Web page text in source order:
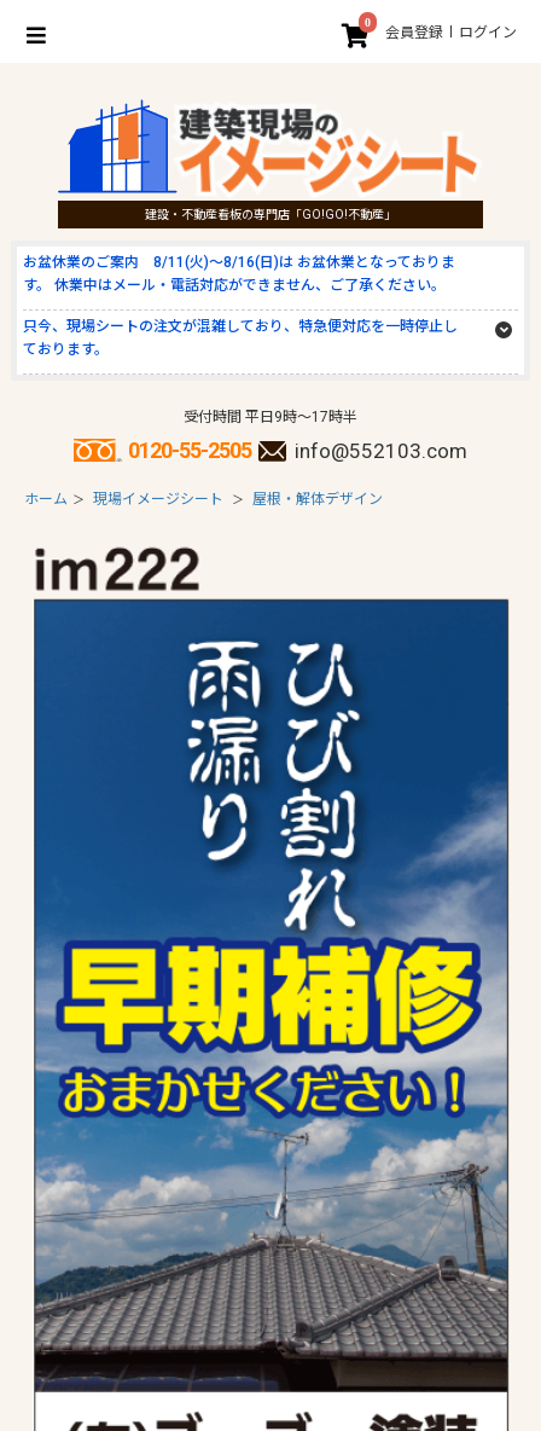
0
会員登録 ログイン
建設・不動産看板の専門店「GO!GO!不動産」
お盆休業のご案内 8/11(火)～8/16(日)は お盆休業となっておりま
す。 休業中はメール・電話対応ができません、ご了承ください。
只今、現場シートの注文が混雑しており、特急便対応を一時停止し
ております。
受付時間 平日9時～17時半
0120-55-2505 info@552103.com
ホーム ＞ 現場イメージシート ＞ 屋根・解体デザイン